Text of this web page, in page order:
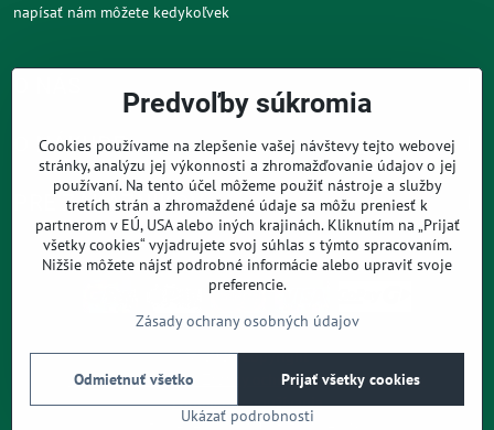
napísať nám môžete kedykoľvek
O NÁKUPE
PRE ZÁKAZNÍKOV
©2026Copyright
Predvoľby súkromia
Zásady ochrany osobných údajov
Podmienky používania
Vytvorené pomocou:BiznisWeb.sk
Predvoľby súkromia
Cookies používame na zlepšenie vašej návštevy tejto webovej
stránky, analýzu jej výkonnosti a zhromažďovanie údajov o jej
používaní. Na tento účel môžeme použiť nástroje a služby
tretích strán a zhromaždené údaje sa môžu preniesť k
partnerom v EÚ, USA alebo iných krajinách. Kliknutím na „Prijať
všetky cookies“ vyjadrujete svoj súhlas s týmto spracovaním.
Nižšie môžete nájsť podrobné informácie alebo upraviť svoje
preferencie.
Zásady ochrany osobných údajov
Ukázať podrobnosti
Prijať všetky cookies
Odmietnuť všetko